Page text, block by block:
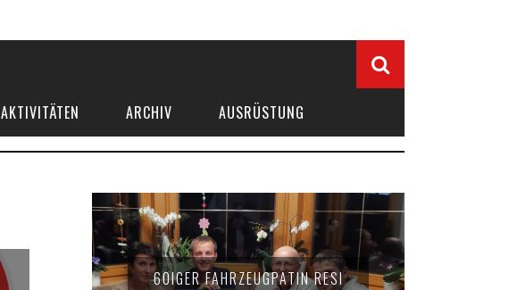
AKTIVITÄTEN ARCHIV AUSRÜSTUNG
60IGER FAHRZEUGPATIN RESI